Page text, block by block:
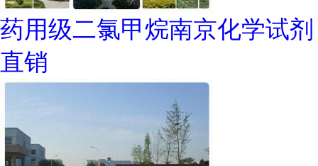
药用级二氯甲烷南京化学试剂
直销